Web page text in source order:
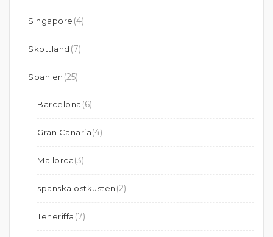
Singapore (4)
Skottland (7)
Spanien (25)
Barcelona (6)
Gran Canaria(4)
Mallorca(3)
spanska östkusten (2)
Teneriffa (7)